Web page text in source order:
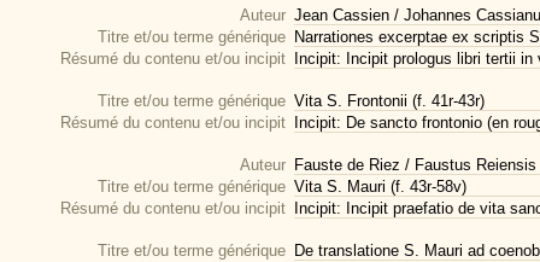
Auteur Jean Cassien / Johannes
Titre et/ou terme générique Narrationes excerptae ex scriptis
Résumé du contenu et/ou incipit
Incipit: Incipit prologus libri tertii
Titre et/ou terme générique Vita S. Frontonii (f. 41r-43r)
Résumé du contenu et/ou incipit
Incipit: De sancto frontonio (en
Auteur Fauste de Riez / Faustus Reiensis
Titre et/ou terme générique Vita S. Mauri (f. 43r-58v)
Résumé du contenu et/ou incipit
Incipit: Incipit praefatio de vita
Titre et/ou terme générique De translatione S. Mauri ad